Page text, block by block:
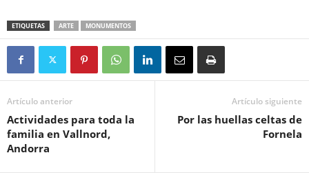
ETIQUETAS ARTE MONUMENTOS
Artículo anterior
Actividades para toda la
familia en Vallnord,
Andorra
Artículo siguiente
Por las huellas celtas de
Fornela